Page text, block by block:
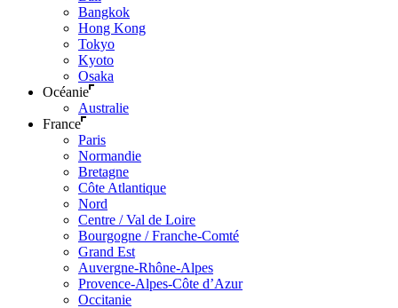
Bangkok
Hong Kong
Tokyo
Kyoto
Osaka
Océanie
Australie
France
Paris
Normandie
Bretagne
Côte Atlantique
Nord
Centre / Val de Loire
Bourgogne / Franche-Comté
Grand Est
Auvergne-Rhône-Alpes
Provence-Alpes-Côte d’Azur
Occitanie